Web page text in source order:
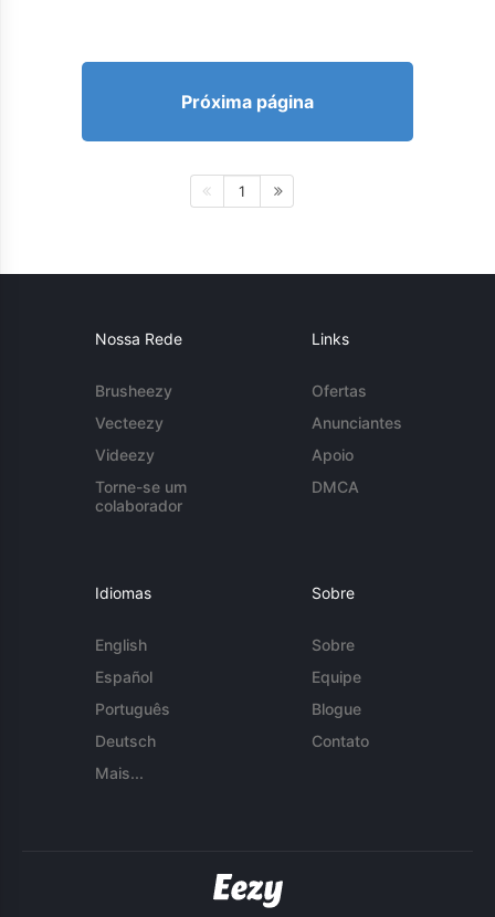
Próxima página
1
Nossa Rede
Brusheezy
Vecteezy
Videezy
Torne-se um
colaborador
Links
Ofertas
Anunciantes
Apoio
DMCA
Idiomas
English
Español
Português
Deutsch
Mais...
Sobre
Sobre
Equipe
Blogue
Contato